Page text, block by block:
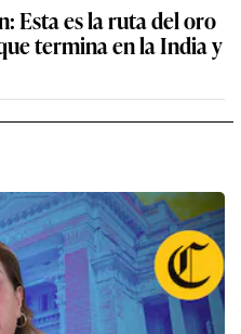
Esta es la ruta del oro
termina en la India y